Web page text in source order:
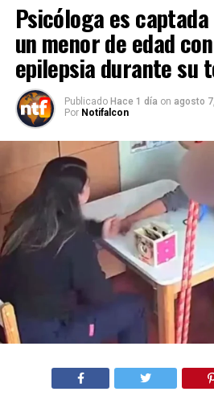
Psicóloga es
un menor de edad
epilepsia durante su
Publicado Hace 1 día on agosto
Por Notifalcon